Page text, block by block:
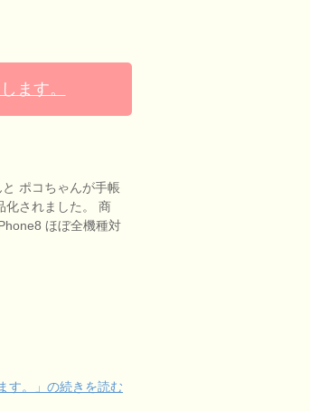
ます。
ポコちゃんが手帳
化されました。 商
ほぼ全機種対
す。」の続きを読む